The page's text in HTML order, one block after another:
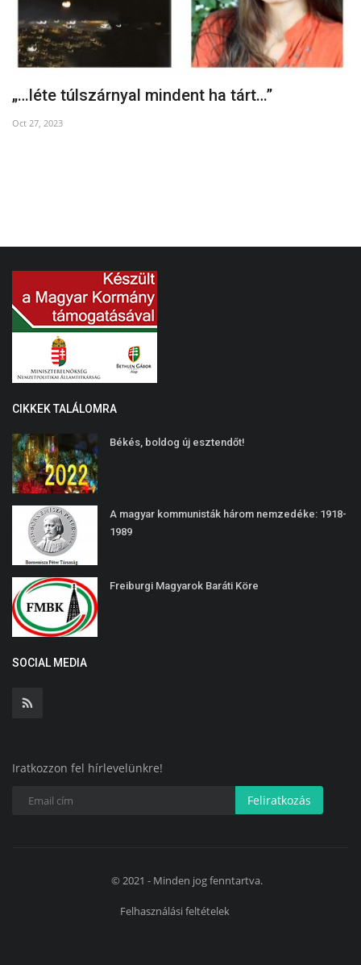
„…léte túlszárnyal mindent ha tárt…”
Oct 27, 2023
CIKKEK TALÁLOMRA
Békés, boldog új esztendőt!
A magyar kommunisták három nemzedéke: 1918-
1989
Freiburgi Magyarok Baráti Köre
SOCIAL MEDIA
Iratkozzon fel hírlevelünkre!
Feliratkozás
© 2021 - Minden jog fenntartva.
Felhasználási feltételek